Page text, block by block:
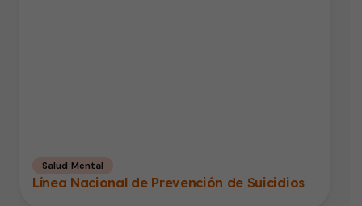
Salud Mental
Línea Nacional de Prevención de Suicidios